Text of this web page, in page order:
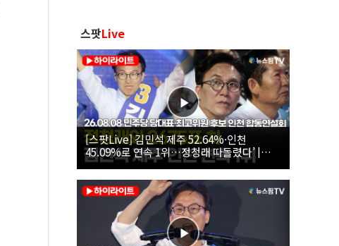
스팟Live
[스팟Live] 김민석 제주 52.64%·인천
45.09%로 연속 1위…정청래 따돌렸다’ |
26.08.08 더불어민주당 당대표·최고위원 후
보 인천 합동연설회